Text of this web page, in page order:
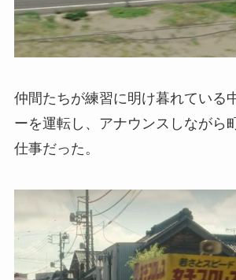
仲間たちが練習に明け暮れている
ーを運転し、アナウンスしながら
仕事だった。